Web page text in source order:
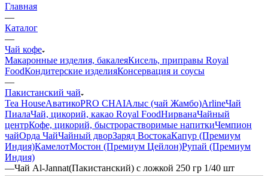
Главная
—
Каталог
—
Чай кофе
Макаронные изделия, бакалеяКисель, приправы Royal
FoodКондитерские изделияКонсервация и соусы
—
Пакистанский чай
Tea HouseАватикоPRO CHAIАлыс (чай Жамбо)ArlineЧай
ПиалаЧай, цикорий, какао Royal FoodНирванаЧайный
центрКофе, цикорий, быстрорастворимые напиткиЧемпион
чайОрда ЧайЧайный дворЗаряд ВостокаКапур (Премиум
Индия)КамелотМостон (Премиум Цейлон)Рупай (Премиум
Индия)
—Чай Al-Jannat(Пакистанский) с ложкой 250 гр 1/40 шт